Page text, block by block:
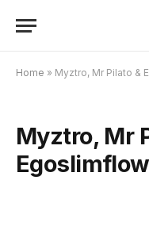
Home » Myztro, Mr Pilato &
Myztro, Mr